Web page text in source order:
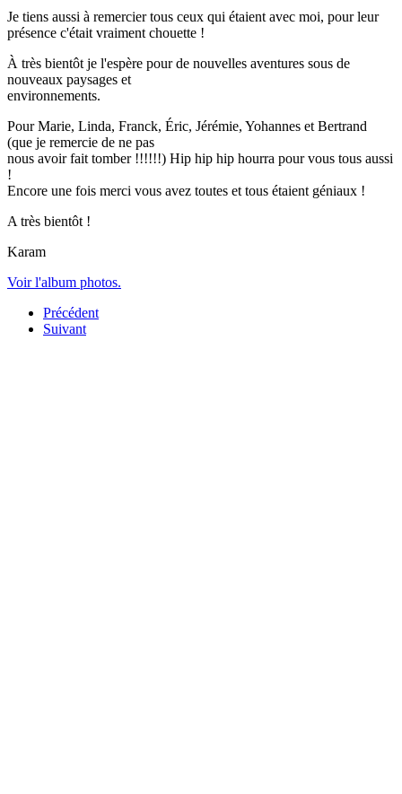
Je tiens aussi à remercier tous ceux qui étaient avec moi, pour leur
présence c'était vraiment chouette !
À très bientôt je l'espère pour de nouvelles aventures sous de
nouveaux paysages et
environnements.
Pour Marie, Linda, Franck, Éric, Jérémie, Yohannes et Bertrand
(que je remercie de ne pas
nous avoir fait tomber !!!!!!) Hip hip hip hourra pour vous tous aussi
!
Encore une fois merci vous avez toutes et tous étaient géniaux !
A très bientôt !
Karam
Voir l'album photos.
Précédent
Suivant